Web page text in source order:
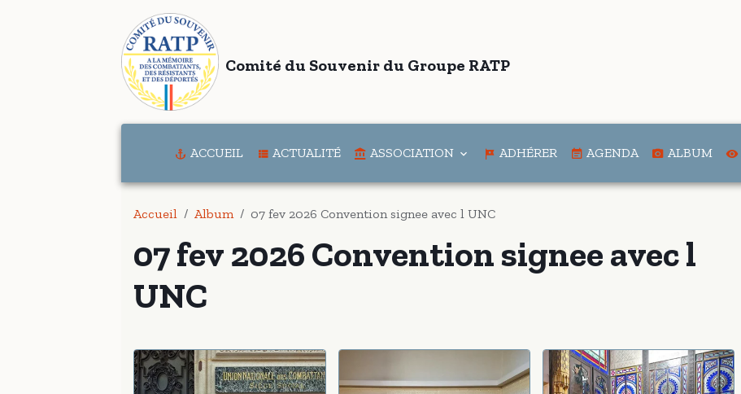
Comité du Souvenir du Groupe RATP
ACCUEIL ACTUALITÉ ASSOCIATION ADHÉRER AGENDA ALBUM
Accueil Album 07 fev 2026 Convention signee avec l UNC
07 fev 2026 Convention signee avec l
UNC